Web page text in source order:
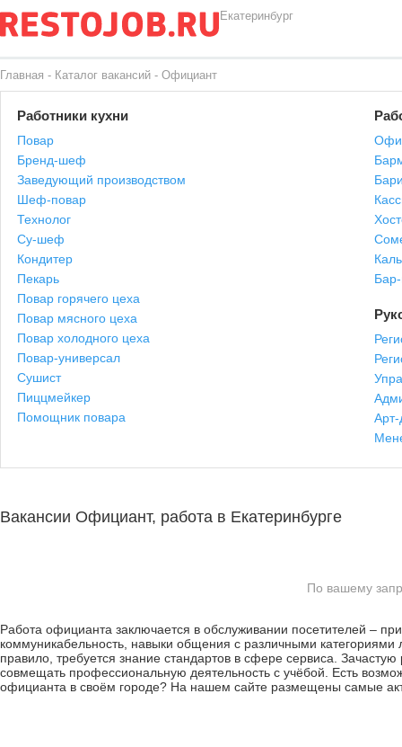
Екатеринбург
Главная - Каталог вакансий - Официант
Работники кухни
Повар
Бренд-шеф
Заведующий производством
Шеф-повар
Технолог
Су-шеф
Кондитер
Пекарь
Повар горячего цеха
Повар мясного цеха
Повар холодного цеха
Повар-универсал
Сушист
Пиццмейкер
Помощник повара
Арт-
Вакансии Официант, работа в Екатеринбурге
По вашему
Работа официанта заключается в обслуживании посетителей –
коммуникабельность, навыки общения с различными
правило, требуется знание стандартов в сфере сервиса.
совмещать профессиональную деятельность с учёбой. Есть
официанта в своём городе? На нашем сайте размещены самые